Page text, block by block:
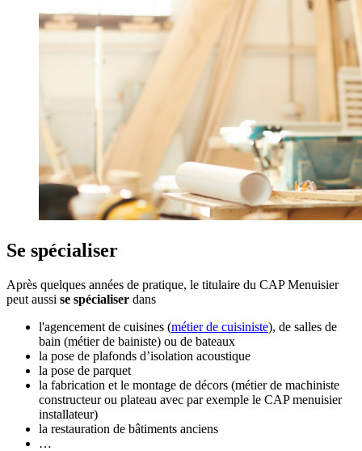
Se spécialiser
Après quelques années de pratique, le titulaire du CAP Menuisier
peut aussi se spécialiser dans
l'agencement de cuisines (métier de cuisiniste), de salles de
bain (métier de bainiste) ou de bateaux
la pose de plafonds d’isolation acoustique
la pose de parquet
la fabrication et le montage de décors (métier de machiniste
constructeur ou plateau avec par exemple le CAP menuisier
installateur)
la restauration de bâtiments anciens
…